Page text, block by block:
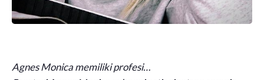
Agnes Monica memiliki profesi…